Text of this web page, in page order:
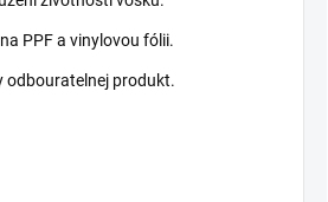
PPF a vinylovou fólii.
odbouratelnej produkt.